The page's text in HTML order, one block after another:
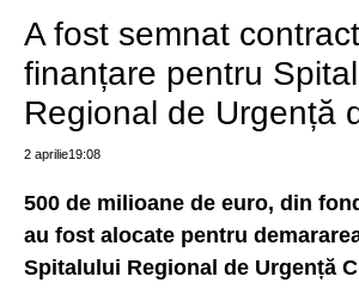
A fost semnat
finanțare pentru
Regional de Urgență
2 aprilie19:08
500 de milioane de euro, din
au fost alocate pentru
Spitalului Regional de Urgență